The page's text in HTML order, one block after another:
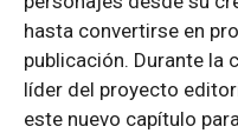
hasta convertirse en
publicación. Durante la
líder del proyecto
este nuevo capítulo